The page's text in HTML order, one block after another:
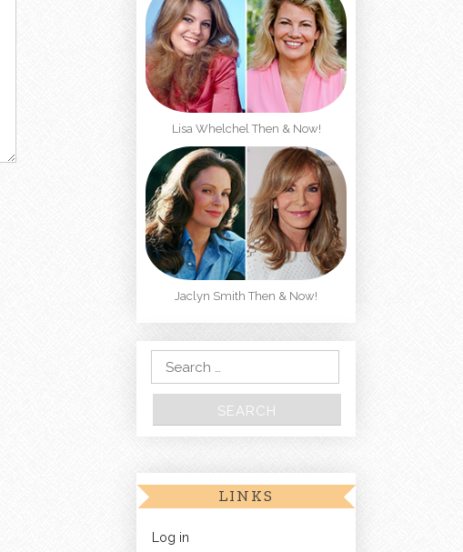
Lisa Whelchel Then & Now!
Jaclyn Smith Then & Now!
Search for:
LINKS
Log in